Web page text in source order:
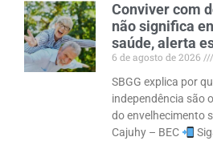
Conviver com
não significa
saúde, alerta
6 de agosto de 2026
SBGG explica por
independência são
do envelhecimento
Cajuhy – BEC